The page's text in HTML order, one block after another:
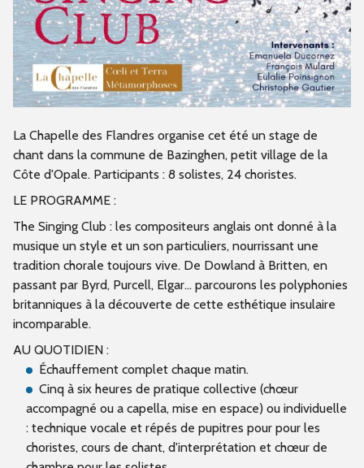
La Chapelle des Flandres organise cet été un stage de
chant dans la commune de Bazinghen, petit village de la
Côte d'Opale. Participants : 8 solistes, 24 choristes.
LE PROGRAMME :
The Singing Club : les compositeurs anglais ont donné à la
musique un style et un son particuliers, nourrissant une
tradition chorale toujours vive. De Dowland à Britten, en
passant par Byrd, Purcell, Elgar... parcourons les polyphonies
britanniques à la découverte de cette esthétique insulaire
incomparable.
AU QUOTIDIEN :
Échauffement complet chaque matin.
Cinq à six heures de pratique collective (chœur
accompagné ou a capella, mise en espace) ou individuelle
: technique vocale et répés de pupitres pour pour les
choristes, cours de chant, d'interprétation et chœur de